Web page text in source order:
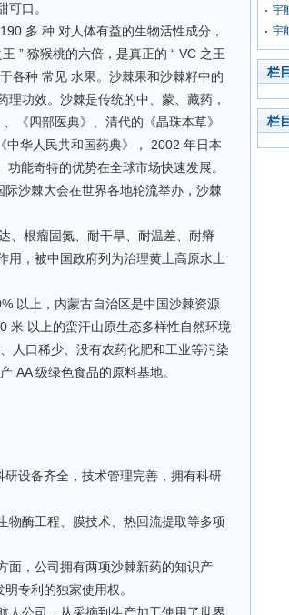
口。
多 种 对人体有益的生物活性成分，
” 猕猴桃的六倍，是真正的 “ VC 之王
各种 常见 水果。沙棘果和沙棘籽中的
功效。沙棘是传统的中、蒙、藏药，
《四部医典》、清代的《晶珠本草》
华人民共和国药典》， 2002 年日本
能奇特的优势在全球市场快速发展。
沙棘大会在世界各地轮流举办，沙棘
根瘤固氮、耐干旱、耐温差、耐瘠
用，被中国政府列为治理黄土高原水土
以上，内蒙古自治区是中国沙棘资源
米 以上的蛮汗山原生态多样性自然环境
人口稀少、没有农药化肥和工业等污染
AA 级绿色食品的原料基地。
设备齐全，技术管理完善，拥有科研
酶工程、膜技术、热回流提取等多项
，公司拥有两项沙棘新药的知识产
专利的独家使用权。
宇
宇
栏
栏